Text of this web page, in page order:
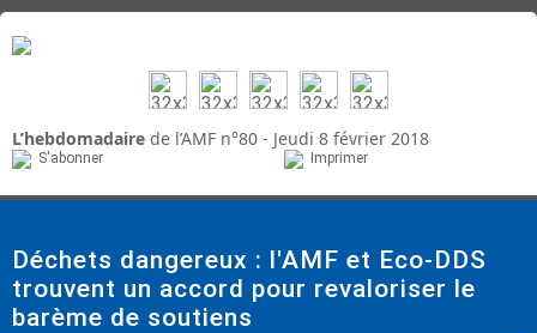
L’hebdomadaire de l’AMF n°80 - Jeudi 8 février 2018
S'abonner Imprimer
Déchets dangereux : l'AMF et Eco-DDS
trouvent un accord pour revaloriser le
barème de soutiens